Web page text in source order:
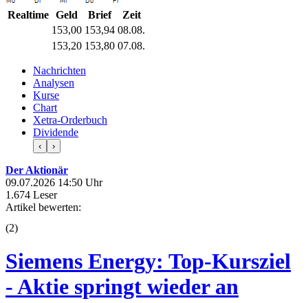
Realtime Geld Brief
Zeit
153,00 153,94 08.08.
153,20 153,80 07.08.
Nachrichten
Analysen
Kurse
Chart
Xetra-Orderbuch
Dividende
‹ ›
Der Aktionär
09.07.2026 14:50 Uhr
1.674 Leser
Artikel bewerten:
(2)
Siemens Energy: Top-Kursziel
- Aktie springt wieder an